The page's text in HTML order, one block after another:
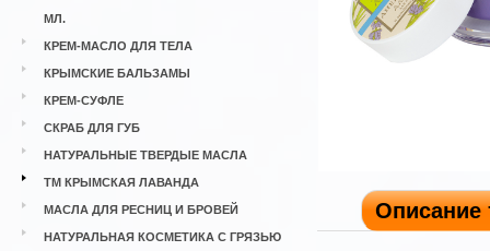
МЛ.
КРЕМ-МАСЛО ДЛЯ ТЕЛА
КРЫМСКИЕ БАЛЬЗАМЫ
КРЕМ-СУФЛЕ
СКРАБ ДЛЯ ГУБ
НАТУРАЛЬНЫЕ ТВЕРДЫЕ МАСЛА
ТМ КРЫМСКАЯ ЛАВАНДА
МАСЛА ДЛЯ РЕСНИЦ И БРОВЕЙ
НАТУРАЛЬНАЯ КОСМЕТИКА С ГРЯЗЬЮ
Описание